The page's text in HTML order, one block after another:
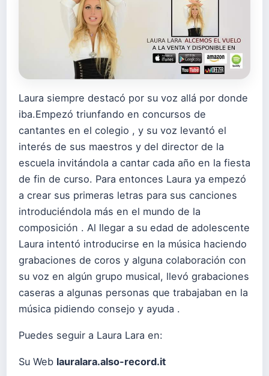
Laura siempre destacó por su voz allá por donde
iba.Empezó triunfando en concursos de
cantantes en el colegio , y su voz levantó el
interés de sus maestros y del director de la
escuela invitándola a cantar cada año en la fiesta
de fin de curso. Para entonces Laura ya empezó
a crear sus primeras letras para sus canciones
introduciéndola más en el mundo de la
composición . Al llegar a su edad de adolescente
Laura intentó introducirse en la música haciendo
grabaciones de coros y alguna colaboración con
su voz en algún grupo musical, llevó grabaciones
caseras a algunas personas que trabajaban en la
música pidiendo consejo y ayuda .
Puedes seguir a Laura Lara en:
Su Web lauralara.also-record.it